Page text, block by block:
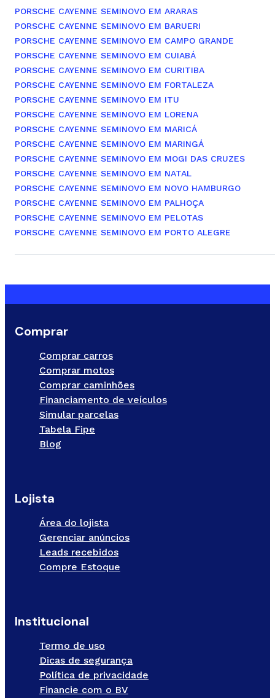
PORSCHE CAYENNE SEMINOVO EM ARARAS
PORSCHE CAYENNE SEMINOVO EM BARUERI
PORSCHE CAYENNE SEMINOVO EM CAMPO GRANDE
PORSCHE CAYENNE SEMINOVO EM CUIABÁ
PORSCHE CAYENNE SEMINOVO EM CURITIBA
PORSCHE CAYENNE SEMINOVO EM FORTALEZA
PORSCHE CAYENNE SEMINOVO EM ITU
PORSCHE CAYENNE SEMINOVO EM LORENA
PORSCHE CAYENNE SEMINOVO EM MARICÁ
PORSCHE CAYENNE SEMINOVO EM MARINGÁ
PORSCHE CAYENNE SEMINOVO EM MOGI DAS CRUZES
PORSCHE CAYENNE SEMINOVO EM NATAL
PORSCHE CAYENNE SEMINOVO EM NOVO HAMBURGO
PORSCHE CAYENNE SEMINOVO EM PALHOÇA
PORSCHE CAYENNE SEMINOVO EM PELOTAS
PORSCHE CAYENNE SEMINOVO EM PORTO ALEGRE
Comprar
Comprar carros
Comprar motos
Comprar caminhões
Financiamento de veículos
Simular parcelas
Tabela Fipe
Blog
Lojista
Área do lojista
Gerenciar anúncios
Leads recebidos
Compre Estoque
Institucional
Termo de uso
Dicas de segurança
Política de privacidade
Financie com o BV